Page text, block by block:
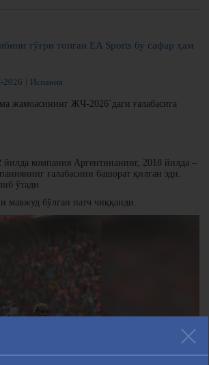
тўғри топган EA Sports бу сафар ҳам
Испания
жамоасининг ЖЧ-2026`даги ғалабасига
компания Аргентинанинг, 2018 йилда –
ғалабасини башорат қилган эди.
ўтади.
мавжуд бўлган патч чиққанди.